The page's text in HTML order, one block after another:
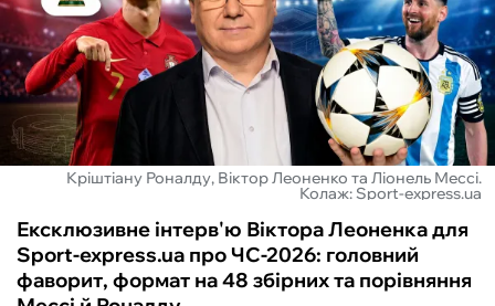
ФУТЗАЛ
ІНШІ
БУКМЕКЕРИ
Кріштіану Роналду, Віктор Леоненко та Ліонель Мессі.
Колаж: Sport-express.ua
Ексклюзивне інтерв'ю Віктора Леоненка для
Sport-express.ua про ЧС-2026: головний
фаворит, формат на 48 збірних та порівняння